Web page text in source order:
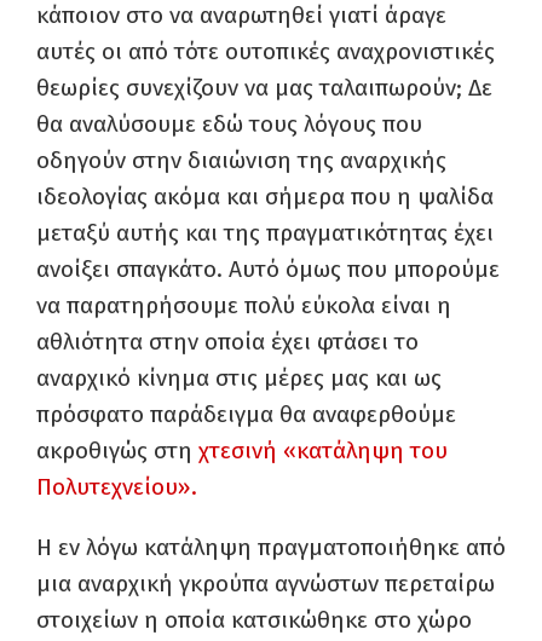
κάποιον στο να αναρωτηθεί γιατί άραγε
αυτές οι από τότε ουτοπικές αναχρονιστικές
θεωρίες συνεχίζουν να μας ταλαιπωρούν; Δε
θα αναλύσουμε εδώ τους λόγους που
οδηγούν στην διαιώνιση της αναρχικής
ιδεολογίας ακόμα και σήμερα που η ψαλίδα
μεταξύ αυτής και της πραγματικότητας έχει
ανοίξει σπαγκάτο. Αυτό όμως που μπορούμε
να παρατηρήσουμε πολύ εύκολα είναι η
αθλιότητα στην οποία έχει φτάσει το
αναρχικό κίνημα στις μέρες μας και ως
πρόσφατο παράδειγμα θα αναφερθούμε
ακροθιγώς στη χτεσινή «κατάληψη του
Πολυτεχνείου».
Η εν λόγω κατάληψη πραγματοποιήθηκε από
μια αναρχική γκρούπα αγνώστων περεταίρω
στοιχείων η οποία κατσικώθηκε στο χώρο